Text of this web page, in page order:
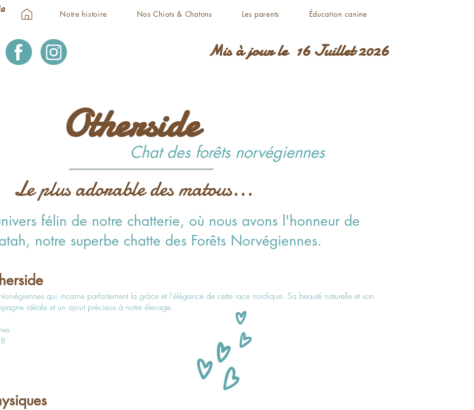
Notre histoire Nos Chiots & Chatons Les parents Éducation canine
Mis à jour le 16 Juillet 2026
Otherside
Chat des forêts norvégiennes
Le plus adorable des matous...
félin de notre chatterie, où nous avons l'honneur de
notre superbe chatte des Forêts Norvégiennes.
qui incarne parfaitement la grâce et l'élégance de cette race nordique. Sa beauté naturelle et son
idéale et un ajout précieux à notre élevage.